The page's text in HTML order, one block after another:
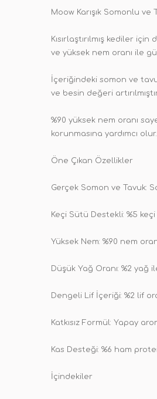
Moow Karışık Somonlu ve
Kısırlaştırılmış kediler
ve yüksek nem oranı ile
İçeriğindeki somon ve
ve besin değeri
%90 yüksek nem oranı
korunmasına yardımcı
Öne Çıkan Özellikler
Gerçek Somon ve Tavuk:
Keçi Sütü Destekli: %5
Yüksek Nem: %90 nem
Düşük Yağ Oranı: %2
Dengeli Lif İçeriği: %2 lif
Katkısız Formül: Yapay
Kas Desteği: %6 ham
İçindekiler